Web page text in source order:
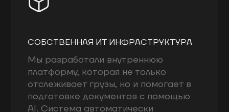
СОБСТВЕННАЯ ИТ ИНФРАСТРУКТУРА
Мы разработали внутреннюю
платформу, которая не только
отслеживает грузы, но и помогает в
подготовке документов с помощью
AI. Система автоматически